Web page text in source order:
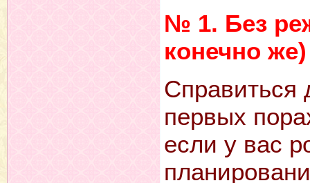
№ 1. Без
конечно же)
первых
если у вас